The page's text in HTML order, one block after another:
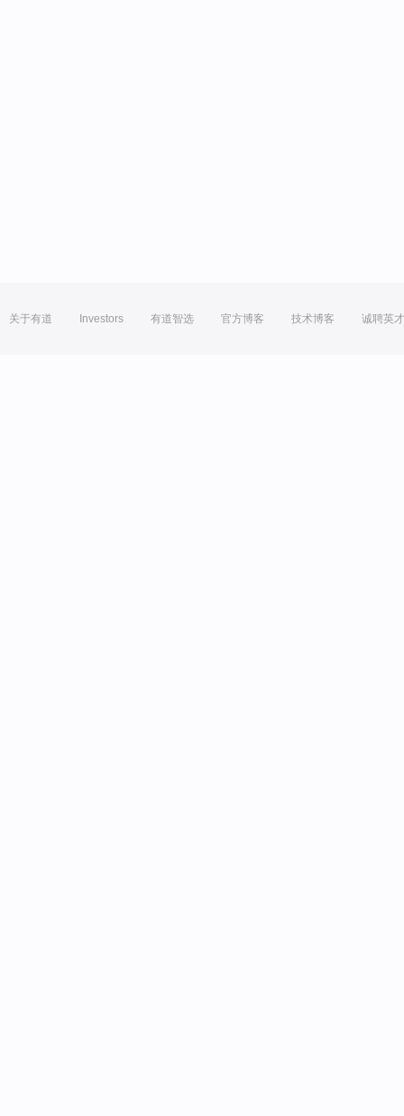
关于有道 Investors 有道智选 官方博客 技术博客 诚聘英才